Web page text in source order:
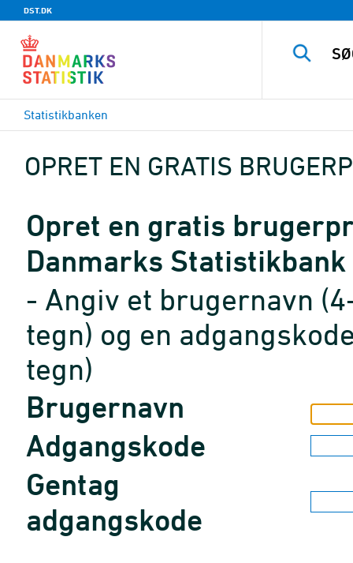
DST.DK
Statistikbanken
OPRET EN GRATIS
Opret en gratis
Danmarks Statistikbank
- Angiv et brugernavn
tegn) og en
tegn)
Brugernavn
Adgangskode
Gentag
adgangskode